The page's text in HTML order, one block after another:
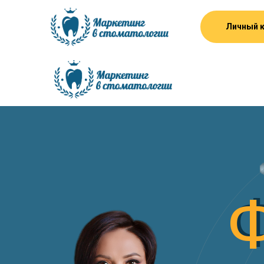
Личный